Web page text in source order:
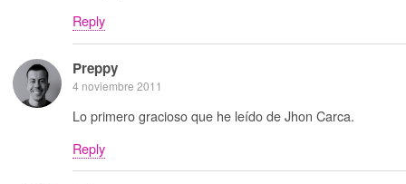
Reply
Preppy
4 noviembre 2011
Lo primero gracioso que he leído de Jhon Carca.
Reply